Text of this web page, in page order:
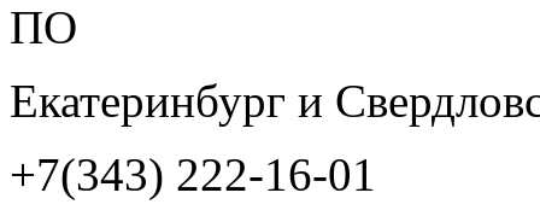
ПО
Екатеринбург и
+7(343) 222-16-01